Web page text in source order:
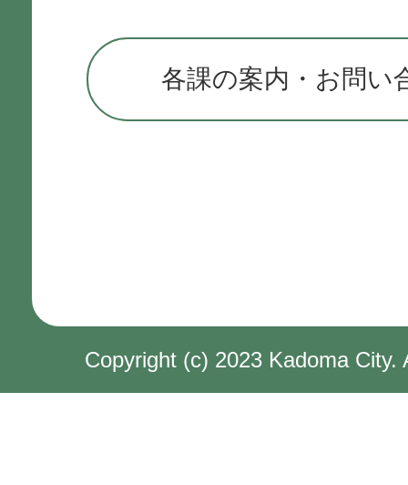
各課の案内・お問い
Copyright (c) 2023 Kadoma City.